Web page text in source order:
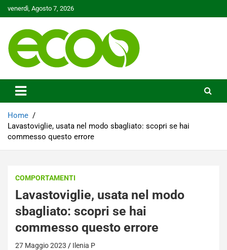
to
venerdì, Agosto 7, 2026
Ecoo.it
Home
Lavastoviglie, usata nel modo sbagliato: scopri se hai
commesso questo errore
COMPORTAMENTI
Lavastoviglie, usata nel modo
sbagliato: scopri se hai
commesso questo errore
27 Maggio 2023 Ilenia P